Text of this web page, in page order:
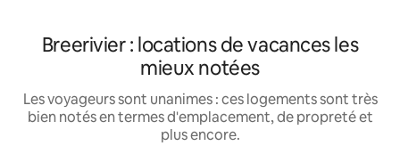
Breerivier : locations de vacances les
mieux notées
Les voyageurs sont unanimes : ces logements sont très
bien notés en termes d'emplacement, de propreté et
plus encore.